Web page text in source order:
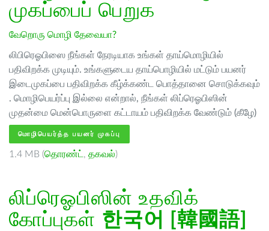
முகப்பைப் பெறுக
வேறொரு மொழி தேவையா?
லிபிரெஓபிஸை நீங்கள் நேரடியாக உங்கள் தாய்மொழியில்
பதிவிறக்க முடியும். உங்களுடைய தாய்பொழியில் மட்டும் பயனர்
இடைமுகப்பை பதிவிறக்க கீழ்க்கண்ட பொத்தானை சொடுக்கவும்
. மொழிபெயர்ப்பு இல்லை என்றால், நீங்கள் லிப்ரெஓபிஸின்
முதன்மை மென்பொருளை கட்டாயம் பதிவிறக்க வேண்டும் (கீழே)
மொழிபெயர்த்த பயனர் முகப்பு
1.4 MB (தொரண்ட் , தகவல்)
லிப்ரெஓபிஸின் உதவிக்
கோப்புகள் 한국어 [韓國語]